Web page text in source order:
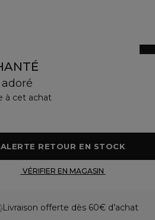
à cet achat
Livraison offerte dès 60€ d’achat